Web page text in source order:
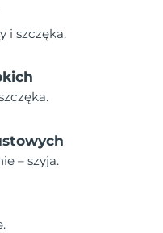
i szczęka.
– szyja.